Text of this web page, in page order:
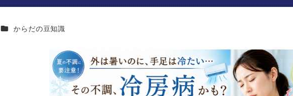
カテゴリー
からだの豆知識